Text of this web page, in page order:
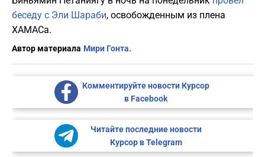
беседу с Эли Шараби, освобожденным из плена
ХАМАСа.
Автор материала Мири Гонта.
Комментируйте новости Курсор
в Facebook
Читайте последние новости
Курсор в Telegram